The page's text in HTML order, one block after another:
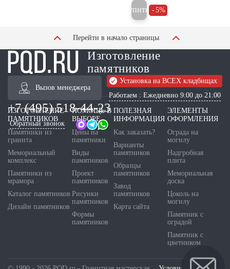
Купить 5%
Перейти в начало страницы
Изготовление
памятников
Вызов менеджера
Установка на ВСЕХ кладбищах
Работаем : Ежедневно 9:00 до 21:00
+7 (495) 518-44-23
Обратный звонок
ИЗГОТОВЛЕНИЕ
ПАМЯТНИКОВ
Памятники из
гранита
Мемориальный
комплекс
Памятники из
мрамора
Каталог памятников
Дизайн памятников
ПОМОЩЬ В
ВЫБОРЕ
Цены на
памятники
Виды
памятников
Проект
памятников
Рисунки
памятников
Формы
памятников
ПОЛЕЗНАЯ
ИНФОРМАЦИЯ
Как заказать?
Варианты
памятников
Образцы
памятников
Завод
памятников
Карта сайта
ЭЛЕМЕНТЫ
ОФОРМЛЕНИЯ
Ограда на
могилу
Надгробная
плита
Мемориальная
доска
Цоколь на
могилу
Памятник с
оградой
Памятник с
цветником